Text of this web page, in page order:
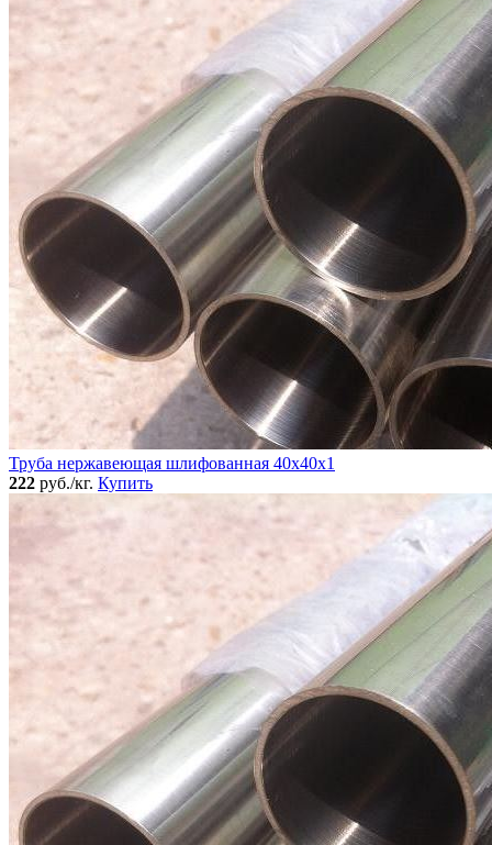
Труба нержавеющая шлифованная 40х40х1
222 руб./кг. Купить